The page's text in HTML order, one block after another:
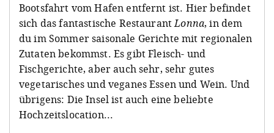
Bootsfahrt vom Hafen entfernt ist. Hier befindet
sich das fantastische RestaurantLonna, in dem
du im Sommer saisonale Gerichte mit regionalen
Zutaten bekommst. Es gibt Fleisch- und
Fischgerichte, aber auch sehr, sehr gutes
vegetarisches und veganes Essen und Wein. Und
übrigens: Die Insel ist auch eine beliebte
Hochzeitslocation...